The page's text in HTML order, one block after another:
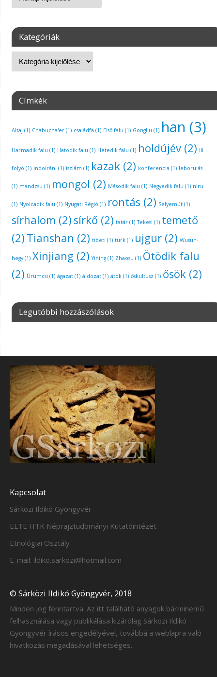
Kategóriák
Címkék
Altaj (1) Chabucha'er(1) családfa (1) Első falu (1) Gongliu (1) han (3)
Harmadik falu (1) Hatodik falu (1) Hetedik falu (1) holdújév(2) Ili
folyó (1) indoiráni (1) iszlám (1) kazak(2) konferencia (1) leborulás
(1) mandzsu (1) mongol (2) Második falu (1) Negyedik falu (1) niru
(1) Nyolcadik falu (1) Nyugati Régió (1) rontás (2) Selyemút(1)
sírhalom (2) sírkő (2) tatár(1) Tekesi (1) temető
(2) Tianshan (2) tibeti (1) türk(1) ujgur(2) Wusun-
hegy(1) Xinjiang (2) Yining(1) Zhaosu (1) Ötödik falu
(2) Ürümcsi (1) ágazat(1) áldozat(1) átok(1) őskultusz (1) ősök(2)
Legutóbbi hozzászólások
Kapcsolat
Sárközi Ildikó Gyöngyvér
ELTE HTK Néprajztudományi Kutatóintézet
Etnológiai Osztály
E-mail: ildiko.sarkozi@hotmail.com
© Sárközi Ildikó Gyöngyvér, 2018
Minden jog fenntartva. Az itt található anyagok bárminemű
felhasználása vagy publikálása kizárólag Sárközi Ildikó
Gyöngyvér írásos engedélyével, továbbá a weblapra való
hivatkozás megadásával lehetséges.